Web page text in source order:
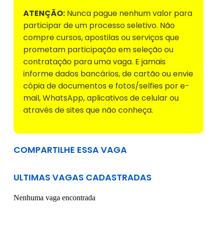
ATENÇÃO: Nunca pague nenhum valor para
participar de um processo seletivo. Não
compre cursos, apostilas ou serviços que
prometam participação em seleção ou
contratação para uma vaga. E jamais
informe dados bancários, de cartão ou envie
cópia de documentos e fotos/selfies por e-
mail, WhatsApp, aplicativos de celular ou
através de sites que não conheça.
COMPARTILHE ESSA VAGA
ULTIMAS VAGAS CADASTRADAS
Nenhuma vaga encontrada